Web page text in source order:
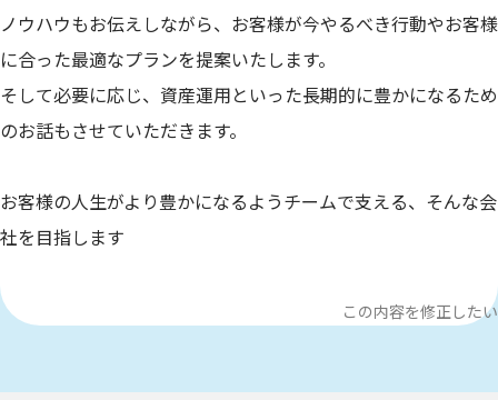
ノウハウもお伝えしながら、お客様が今やるべき行動やお客様
に合った最適なプランを提案いたします。
そして必要に応じ、資産運用といった長期的に豊かになるため
のお話もさせていただきます。
お客様の人生がより豊かになるようチームで支える、そんな会
社を目指します
この内容を修正したい